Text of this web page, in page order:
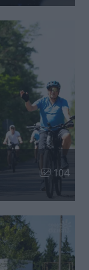
Liczba
104